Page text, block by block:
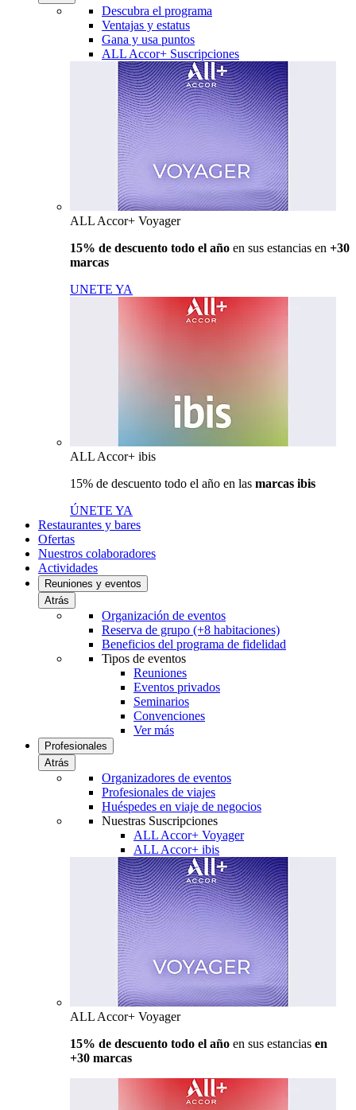
Descubra el programa
Ventajas y estatus
Gana y usa puntos
ALL Accor+ Suscripciones
ALL Accor+ Voyager
15% de descuento todo el año en sus estancias en +30
marcas
UNETE YA
ALL Accor+ ibis
15% de descuento todo el año en las marcas ibis
ÚNETE YA
Restaurantes y bares
Ofertas
Nuestros colaboradores
Actividades
Reuniones y eventos
Atrás
Organización de eventos
Reserva de grupo (+8 habitaciones)
Beneficios del programa de fidelidad
Tipos de eventos
Reuniones
Eventos privados
Seminarios
Convenciones
Ver más
Profesionales
Atrás
Organizadores de eventos
Profesionales de viajes
Huéspedes en viaje de negocios
Nuestras Suscripciones
ALL Accor+ Voyager
ALL Accor+ ibis
ALL Accor+ Voyager
15% de descuento todo el año en sus estancias en
+30 marcas